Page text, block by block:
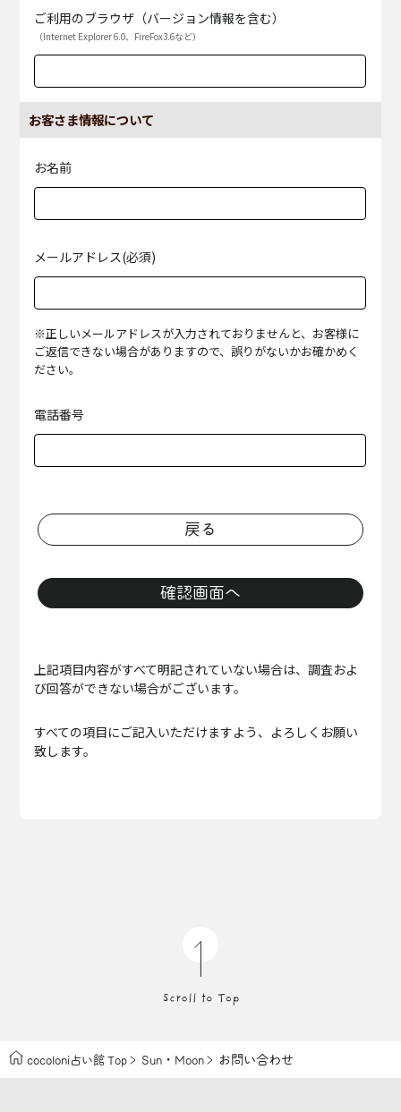
ご利用のブラウザ（バージョン情報を含む）
（Internet Explorer 6.0、FireFox3.6など）
お客さま情報について
お名前
メールアドレス(必須)
※正しいメールアドレスが入力されておりませんと、お客様に
ご返信できない場合がありますので、誤りがないかお確かめく
ださい。
電話番号
戻る
確認画面へ
上記項目内容がすべて明記されていない場合は、調査およ
び回答ができない場合がございます。
すべての項目にご記入いただけますよう、よろしくお願い
致します。
cocoloni占い館 Top Sun ・ Moon お問い合わせ